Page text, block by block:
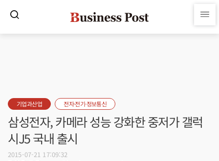
기업과산업 전자·전기·정보통신
삼성전자, 카메라 성능 강화한 중저가 갤럭
시J5 국내 출시
2015-07-21 17:09:32